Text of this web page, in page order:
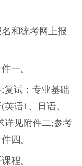
和统考网上报
一。
试：专业基础
语1、日语、
详见附件二;参考
四。
程。